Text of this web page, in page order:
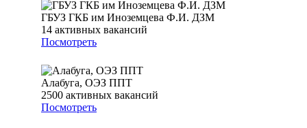
ГБУЗ ГКБ им Иноземцева Ф.И. ДЗМ
14 активных вакансий
Посмотреть
Алабуга, ОЭЗ ППТ
2500 активных вакансий
Посмотреть